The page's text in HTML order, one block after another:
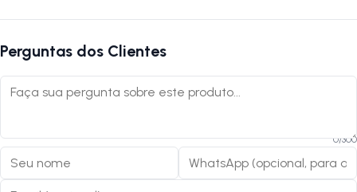
Perguntas dos Clientes
0/300